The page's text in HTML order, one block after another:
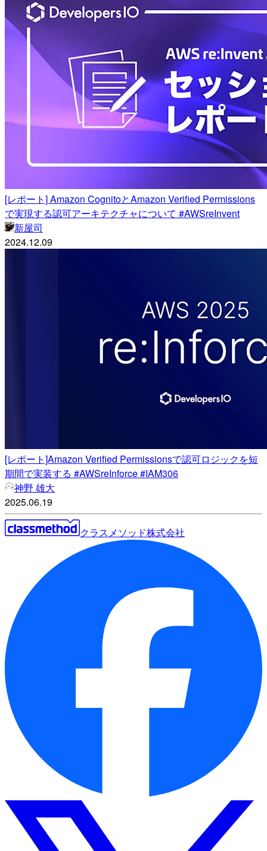
[レポート] Amazon CognitoとAmazon Verified Permissions
で実現する認可アーキテクチャについて #AWSreInvent
新屋司
2024.12.09
[レポート]Amazon Verified Permissionsで認可ロジックを短
期間で実装する #AWSreInforce #IAM306
神野 雄大
2025.06.19
クラスメソッド株式会社